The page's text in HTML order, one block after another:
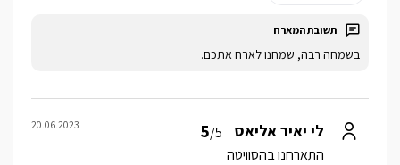
בשמחה רבה, שמחנו לארח אתכם.
לי יאיר אליאס 5/5
התארחנו בהסוויטה
20.06.2023